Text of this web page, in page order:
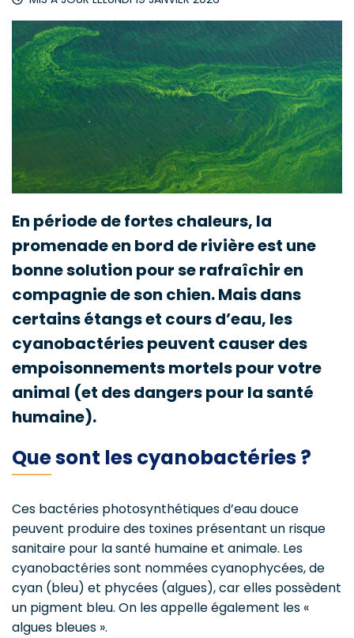
En période de fortes chaleurs, la
promenade en bord de rivière est une
bonne solution pour se rafraîchir en
compagnie de son chien. Mais dans
certains étangs et cours d’eau, les
cyanobactéries peuvent causer des
empoisonnements mortels pour votre
animal (et des dangers pour la santé
humaine).
Que sont les cyanobactéries ?
Ces bactéries photosynthétiques d’eau douce
peuvent produire des toxines présentant un risque
sanitaire pour la santé humaine et animale. Les
cyanobactéries sont nommées cyanophycées, de
cyan (bleu) et phycées (algues), car elles possèdent
un pigment bleu. On les appelle également les «
algues bleues ».